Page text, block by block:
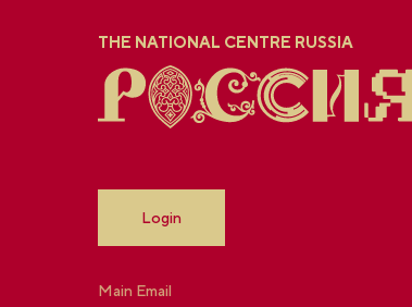
THE NATIONAL CENTRE RUSSIA
Login
Main Email